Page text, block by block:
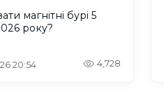
магнітні бурі 5
року?
20:54 4,728